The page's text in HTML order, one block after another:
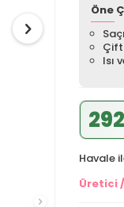
Öne
Çift
Isı
Havale
Üretici